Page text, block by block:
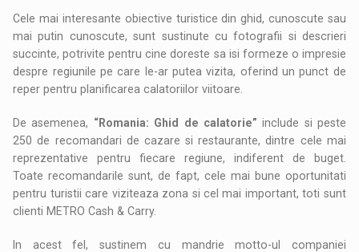
Cele mai interesante obiective turistice din ghid, cunoscute sau
mai putin cunoscute, sunt sustinute cu fotografii si descrieri
succinte, potrivite pentru cine doreste sa isi formeze o impresie
despre regiunile pe care le-ar putea vizita, oferind un punct de
reper pentru planificarea calatoriilor viitoare.
De asemenea, “Romania: Ghid de calatorie” include si peste
250 de recomandari de cazare si restaurante, dintre cele mai
reprezentative pentru fiecare regiune, indiferent de buget.
Toate recomandarile sunt, de fapt, cele mai bune oportunitati
pentru turistii care viziteaza zona si cel mai important, toti sunt
clienti METRO Cash & Carry.
In acest fel, sustinem cu mandrie motto-ul companiei